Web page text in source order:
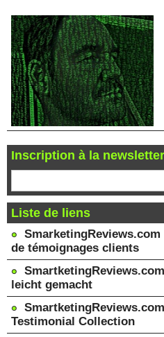
Inscription à la newsletter
Liste de liens
de témoignages clients
leicht gemacht
Testimonial Collection